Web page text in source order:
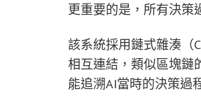
更重要的是，所有決策
該系統採用鏈式雜湊（
相互連結，類似區塊鏈
能追溯AI當時的決策過